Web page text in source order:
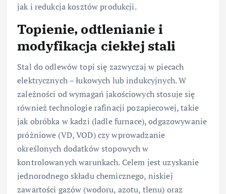
jak i redukcja kosztów produkcji.
Topienie, odtlenianie i
modyfikacja ciekłej stali
Stal do odlewów topi się zazwyczaj w piecach
elektrycznych – łukowych lub indukcyjnych. W
zależności od wymagań jakościowych stosuje się
również technologie rafinacji pozapiecowej, takie
jak obróbka w kadzi (ladle furnace), odgazowywanie
próżniowe (VD, VOD) czy wprowadzanie
określonych dodatków stopowych w
kontrolowanych warunkach. Celem jest uzyskanie
jednorodnego składu chemicznego, niskiej
zawartości gazów (wodoru, azotu, tlenu) oraz